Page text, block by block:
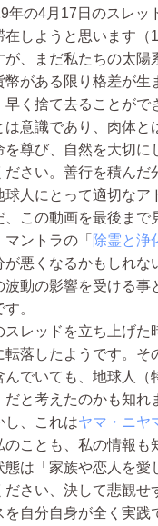
の4月17日のスレッ
在しようと思います
が、まだ私たちの太陽
がある限り格差が生
早く捨て去ることがで
は意識であり、肉体
を尊び、自然を大切に
ださい。善行を積ん
球人にとって適切な
この動画を最後まで
マントラの「 除霊と浄
悪くなるかもしれな
波動の影響を受ける事
。
レッドを立ち上げた
転落したようです。
んでいても、地球人（
だと考えたのかも知れ
、これはヤマ・ニヤ
のことも、私の情報も
態は「家族や恋人を愛
ださい、決して悲観
を自分自身が全く実践